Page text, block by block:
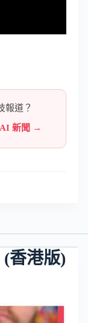
報道？
AI 新聞 →
(香港版)